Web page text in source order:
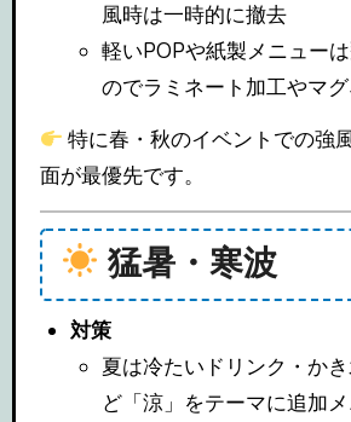
風時は一時的に撤去
軽いPOPや紙製メニュー
のでラミネート加工やマ
特に春・秋のイベントでの強
面が最優先です。
猛暑・寒波
対策
夏は冷たいドリンク・か
ど「涼」をテーマに追加